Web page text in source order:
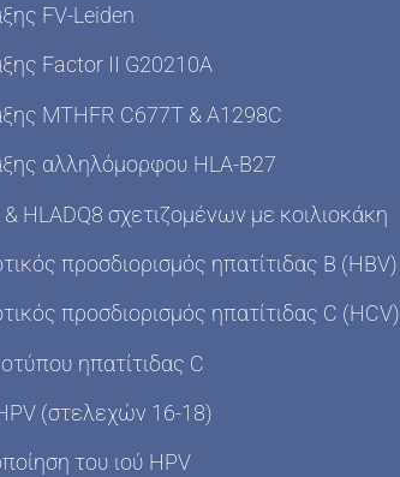
FV-Leiden
Factor II G20210A
MTHFR C677T & A1298C
αλληλόμορφου HLA-B27
HLADQ8 σχετιζομένων με κοιλιοκάκη
προσδιορισμός ηπατίτιδας Β (HBV)
προσδιορισμός ηπατίτιδας C (HCV)
ηπατίτιδας C
(στελεχών 16-18)
του ιού HPV